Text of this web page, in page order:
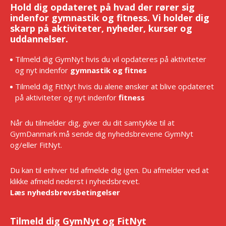
Hold dig opdateret på hvad der rører sig
indenfor gymnastik og fitness. Vi holder dig
skarp på aktiviteter, nyheder, kurser og
uddannelser.
Tilmeld dig GymNyt hvis du vil opdateres på aktiviteter
og nyt indenfor gymnastik og fitnes
Tilmeld dig FitNyt hvis du alene ønsker at blive opdateret
på aktiviteter og nyt indenfor fitness
Når du tilmelder dig, giver du dit samtykke til at
GymDanmark må sende dig nyhedsbrevene GymNyt
og/eller FitNyt.
Du kan til enhver tid afmelde dig igen. Du afmelder ved at
klikke afmeld nederst i nyhedsbrevet.
Læs nyhedsbrevsbetingelser
Tilmeld dig GymNyt og FitNyt